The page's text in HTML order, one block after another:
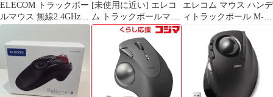
ELECOM トラックボー
ルマウス 無線2.4GHz
本体
[未使用に近い] エレコ
ム トラックボールマウ
ス
エレコム マウス ハンデ
ィトラックボール M-
RT1BR BK リラコン